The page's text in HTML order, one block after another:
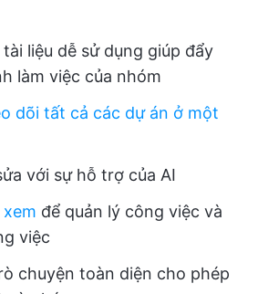
liệu dễ sử dụng giúp đẩy
làm việc của nhóm
dõi tất cả các dự án ở một
với sự hỗ trợ của AI
để quản lý công việc và
việc
chuyện toàn diện cho phép